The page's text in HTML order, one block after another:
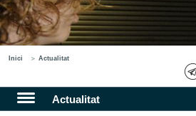
Inici Actualitat
Actualitat